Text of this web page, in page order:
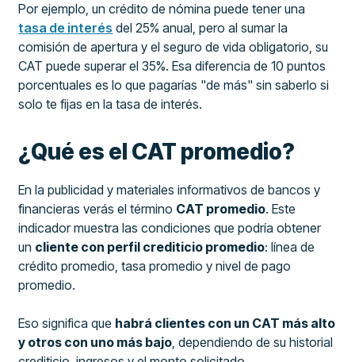
Por ejemplo, un crédito de nómina puede tener una
tasa de interés del 25% anual, pero al sumar la
comisión de apertura y el seguro de vida obligatorio, su
CAT puede superar el 35%. Esa diferencia de 10 puntos
porcentuales es lo que pagarías "de más" sin saberlo si
solo te fijas en la tasa de interés.
¿Qué es el CAT promedio?
En la publicidad y materiales informativos de bancos y
financieras verás el término CAT promedio. Este
indicador muestra las condiciones que podría obtener
un cliente con perfil crediticio promedio: línea de
crédito promedio, tasa promedio y nivel de pago
promedio.
Eso significa que habrá clientes con un CAT más alto
y otros con uno más bajo, dependiendo de su historial